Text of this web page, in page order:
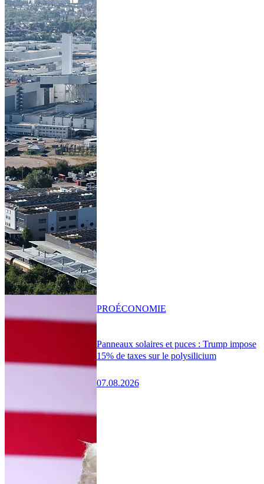
Panneaux solaires et puces : Trump impose
15% de taxes sur le polysilicium
07.08.2026
PROÉCONOMIE